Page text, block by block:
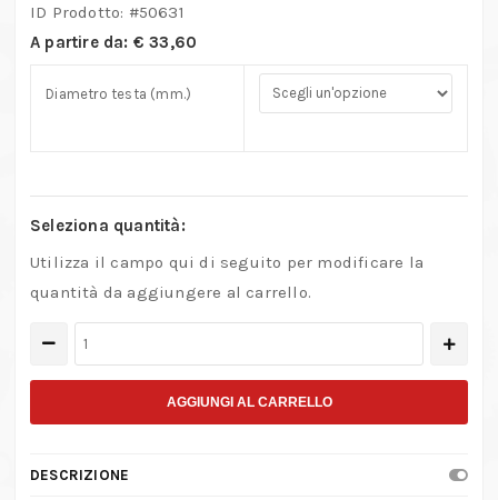
ID Prodotto: #50631
A partire da: € 33,60
Diametro testa (mm.)
Seleziona quantità:
Utilizza il campo qui di seguito per modificare la
quantità da aggiungere al carrello.
Rotativa
Testa
Metallo
AGGIUNGI AL CARRELLO
DESCRIZIONE